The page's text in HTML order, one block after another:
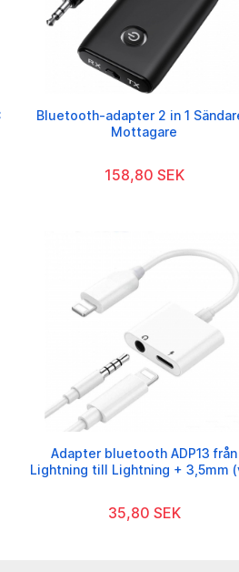
Bluetooth-adapter 2 in 1
Mottagare
158,80 SEK
Adapter bluetooth ADP13 från
Lightning till Lightning + 3,5mm
35,80 SEK